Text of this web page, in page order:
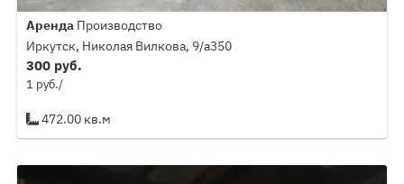
Аренда Производство
Иркутск, Николая Вилкова, 9/а350
300 руб.
1 руб./
472.00 кв.м